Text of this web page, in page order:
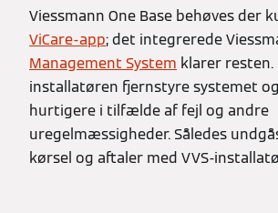
Viessmann One Base behøves der
ViCare-app; det integrerede
Management System klarer resten.
installatøren fjernstyre systemet
hurtigere i tilfælde af fejl og andre
uregelmæssigheder. Således
kørsel og aftaler med VVS-